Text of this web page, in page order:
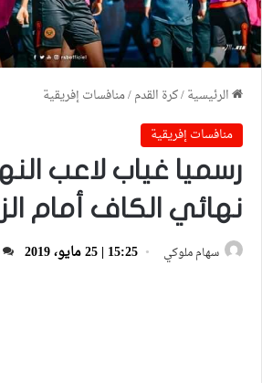
الرئيسية/كرة القدم/منافسات إفريقية
منافسات إفريقية
رسميا غياب لاعب
نهائي الكاف أمام
سهام ملوكي 15:25 | 25 مايو، 2019